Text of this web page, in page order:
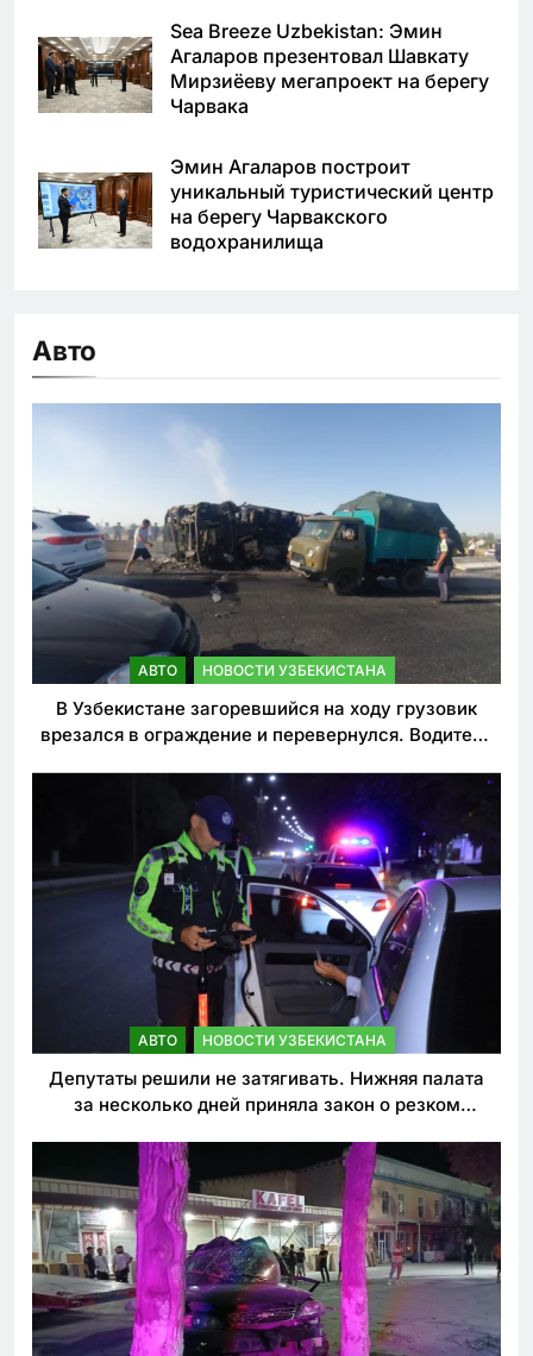
Sea Breeze Uzbekistan: Эмин
Агаларов презентовал Шавкату
Мирзиёеву мегапроект на берегу
Чарвака
Эмин Агаларов построит
уникальный туристический центр
на берегу Чарвакского
водохранилища
Авто
АВТО НОВОСТИ УЗБЕКИСТАНА
В Узбекистане загоревшийся на ходу грузовик
врезался в ограждение и перевернулся. Водитель
АВТО НОВОСТИ УЗБЕКИСТАНА
Депутаты решили не затягивать. Нижняя палата
за несколько дней приняла закон о резком